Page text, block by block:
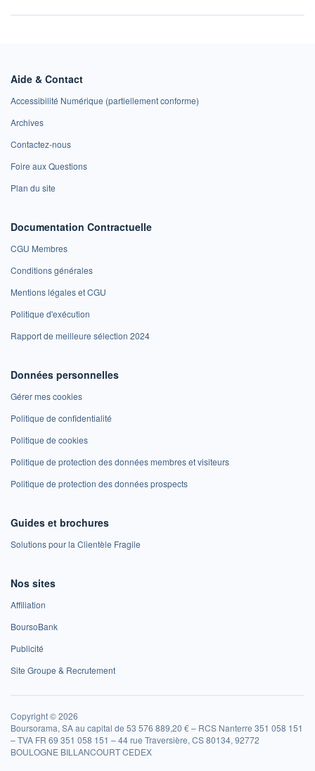
Aide & Contact
Accessibilité Numérique (partiellement conforme)
Archives
Contactez-nous
Foire aux Questions
Plan du site
Documentation Contractuelle
CGU Membres
Conditions générales
Mentions légales et CGU
Politique d'exécution
Rapport de meilleure sélection 2024
Données personnelles
Gérer mes cookies
Politique de confidentialité
Politique de cookies
Politique de protection des données membres et visiteurs
Politique de protection des données prospects
Guides et brochures
Solutions pour la Clientèle Fragile
Nos sites
Affiliation
BoursoBank
Publicité
Site Groupe & Recrutement
Copyright © 2026
Boursorama, SA au capital de 53 576 889,20 € – RCS Nanterre 351 058 151
– TVA FR 69 351 058 151 – 44 rue Traversière, CS 80134, 92772
BOULOGNE BILLANCOURT CEDEX